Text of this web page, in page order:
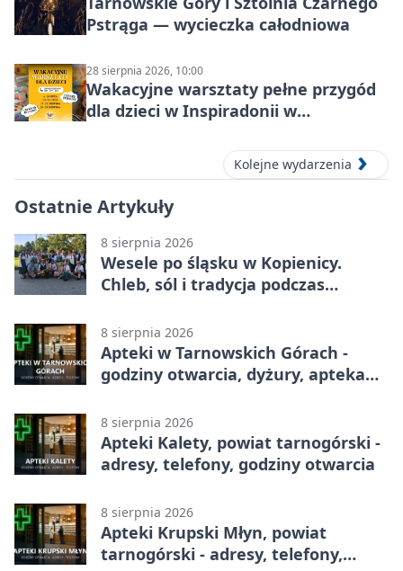
Pstrąga — wycieczka całodniowa
28 sierpnia 2026, 10:00
Wakacyjne warsztaty pełne przygód
dla dzieci w Inspiradonii w
Kolejne wydarzenia
Ostatnie Artykuły
8 sierpnia 2026
Wesele po śląsku w Kopienicy.
Chleb, sól i tradycja podczas
8 sierpnia 2026
Apteki w Tarnowskich Górach -
godziny otwarcia, dyżury, apteka
8 sierpnia 2026
Apteki Kalety, powiat tarnogórski -
adresy, telefony, godziny otwarcia
8 sierpnia 2026
Apteki Krupski Młyn, powiat
tarnogórski - adresy, telefony,